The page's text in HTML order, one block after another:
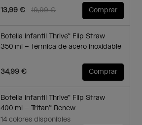
Price reduced from
19,99 €to
13,99 € Comprar
Botella infantil Thrive™ Flip Straw
350 ml – térmica de acero inoxidable
34,99 € Comprar
Botella infantil Thrive™ Flip Straw
400 ml – Tritan™ Renew
14 colores disponibles